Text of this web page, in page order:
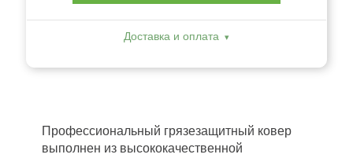
Доставка и оплата
Профессиональный грязезащитный ковер
выполнен из высококачественной